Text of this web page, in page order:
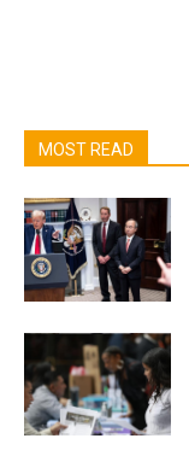
MOST READ